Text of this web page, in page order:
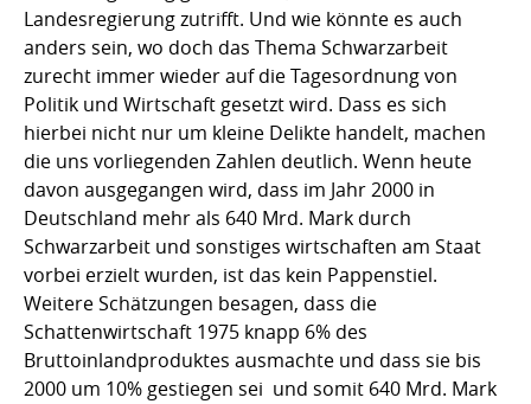
Landesregierung zutrifft. Und wie könnte es auch
anders sein, wo doch das Thema Schwarzarbeit
zurecht immer wieder auf die Tagesordnung von
Politik und Wirtschaft gesetzt wird. Dass es sich
hierbei nicht nur um kleine Delikte handelt, machen
die uns vorliegenden Zahlen deutlich. Wenn heute
davon ausgegangen wird, dass im Jahr 2000 in
Deutschland mehr als 640 Mrd. Mark durch
Schwarzarbeit und sonstiges wirtschaften am Staat
vorbei erzielt wurden, ist das kein Pappenstiel.
Weitere Schätzungen besagen, dass die
Schattenwirtschaft 1975 knapp 6% des
Bruttoinlandproduktes ausmachte und dass sie bis
2000 um 10% gestiegen sei  und somit 640 Mrd. Mark